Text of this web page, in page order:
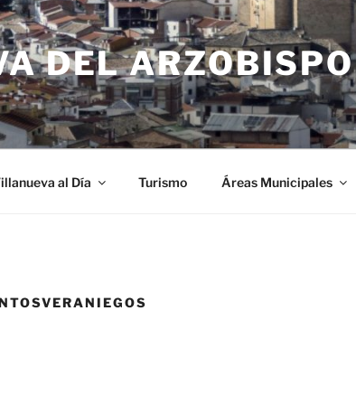
DEL ARZOBISPO
al Día Turismo Áreas Municipales